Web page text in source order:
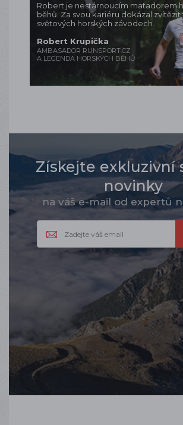
Robert je nestárnoucím matadorem
běhů. Za svou kariéru dokázal zvítězit
světových horských závodech.
Robert Krupička
AMBASADOR RUNSPORT.CZ
A LEGENDA HORSKÝCH BĚHŮ
Získejte exkluzivní
novinky
na váš e-mail od expertů